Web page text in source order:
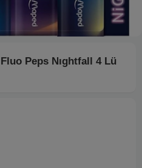
Peps Nıghtfall 4 Lü